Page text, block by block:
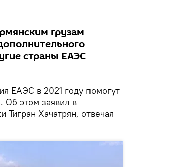
грузам
страны ЕАЭС
ЕАЭС в 2021 году помогут
Об этом заявил в
Тигран Хачатрян, отвечая